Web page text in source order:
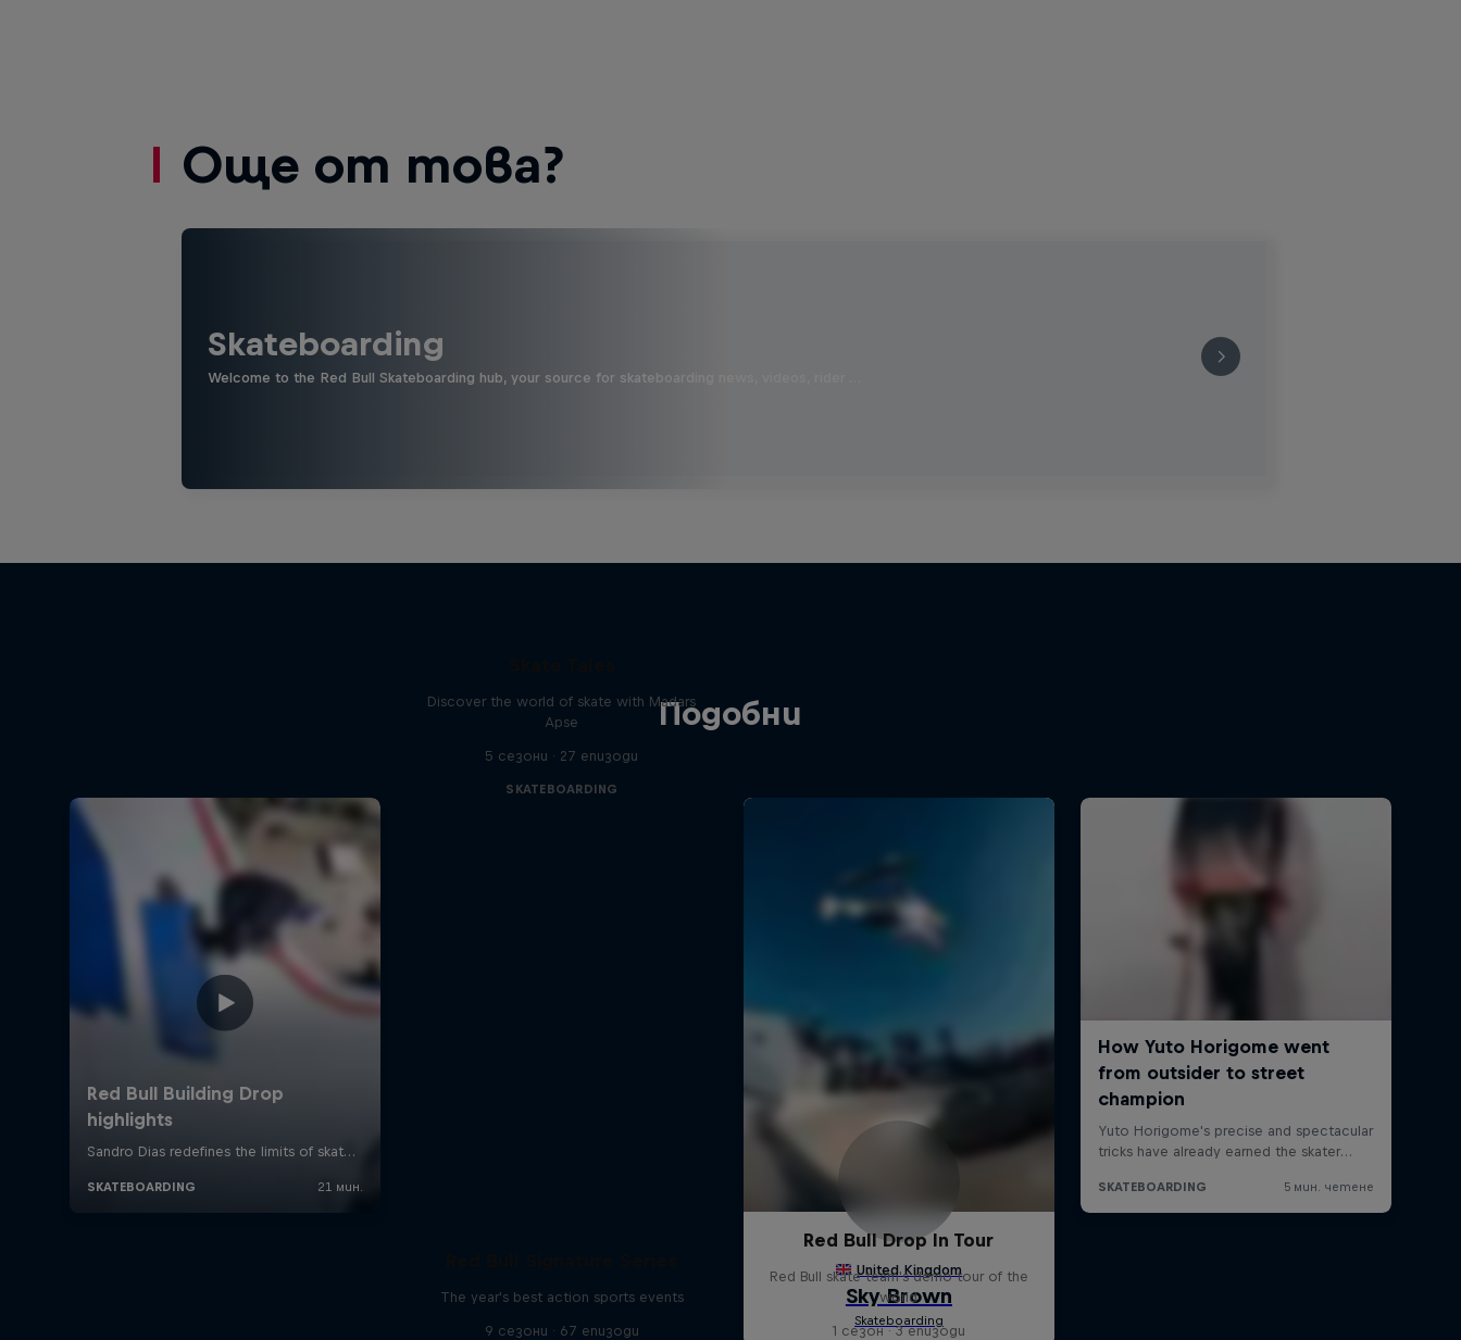
Още от това?
Skateboarding
Welcome to the Red Bull Skateboarding hub, your source for skateboarding news, videos, rider …
Подобни
Discover the world of skate with Madars
Apse
5 сезони · 27 епизоди
SKATEBOARDING
The year's best action sports events
9 сезони · 67 епизоди
Red Bull Drop In Tour
Red Bull skate team's demo tour of the
world
1 сезон · 3 епизоди